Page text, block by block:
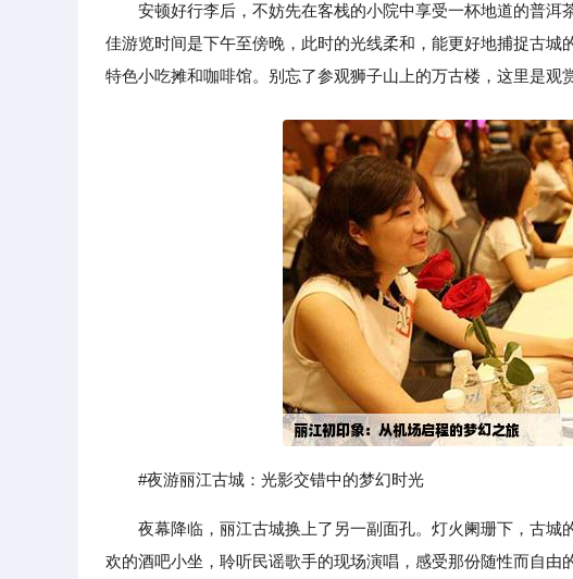
安顿好行李后，不妨先在客栈的小院中享受一杯地道的普
佳游览时间是下午至傍晚，此时的光线柔和，能更好地捕捉古城
特色小吃摊和咖啡馆。别忘了参观狮子山上的万古楼，这里是观
#夜游丽江古城：光影交错中的梦幻时光
夜幕降临，丽江古城换上了另一副面孔。灯火阑珊下，古
欢的酒吧小坐，聆听民谣歌手的现场演唱，感受那份随性而自